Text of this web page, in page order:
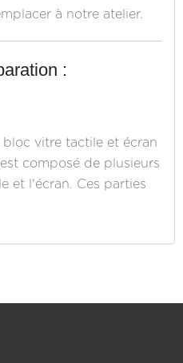
à notre atelier.
:
vitre tactile et écran
composé de plusieurs
et l'écran. Ces parties